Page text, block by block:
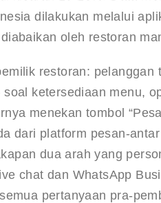
dilakukan melalui
oleh restoran
restoran: pelanggan
ketersediaan menu,
menekan tombol
dari platform pesan-
dua arah yang
chat dan WhatsApp
pertanyaan pra-